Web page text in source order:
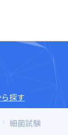
探す
細菌試験